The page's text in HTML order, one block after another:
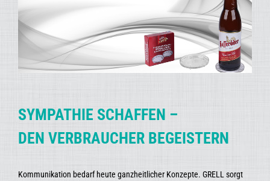
SYMPATHIE SCHAFFEN –
DEN VERBRAUCHER BEGEISTERN
Kommunikation bedarf heute ganzheitlicher Konzepte. GRELL sorgt